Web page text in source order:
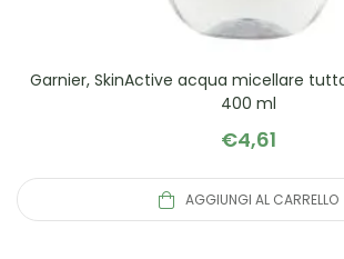
Garnier, SkinActive acqua micellare
400 ml
€4,61
AGGIUNGI AL CARRELLO